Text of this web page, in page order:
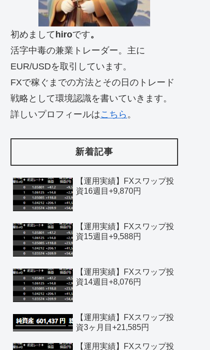
初めましてhiroです。
活字中毒の兼業トレーダー。主に
EUR/USDを取引しています。
FXで稼ぐまでの方法とその日のトレード
戦略として環境認識を書いていきます。
詳しいプロフィールはこちら 。
新着記事
【運用実績】FXスワップ投
資16週目+9,870円
【運用実績】FXスワップ投
資15週目+9,588円
【運用実績】FXスワップ投
資14週目+8,076円
【運用実績】FXスワップ投
資3ヶ月目+21,585円
【運用実績】FXスワップ投